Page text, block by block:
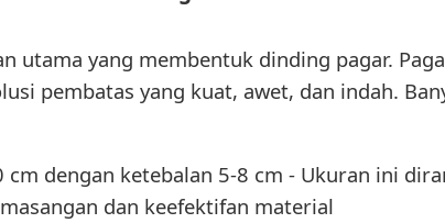
utama yang membentuk dinding pagar.
pembatas yang kuat, awet, dan indah.
dengan ketebalan 5-8 cm - Ukuran ini
dan keefektifan material